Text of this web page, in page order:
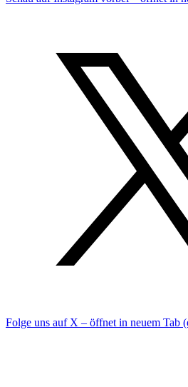
Folge uns auf X – öffnet in neuem Tab